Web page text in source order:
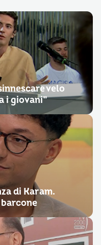
velo
i giovani”
di Karam.